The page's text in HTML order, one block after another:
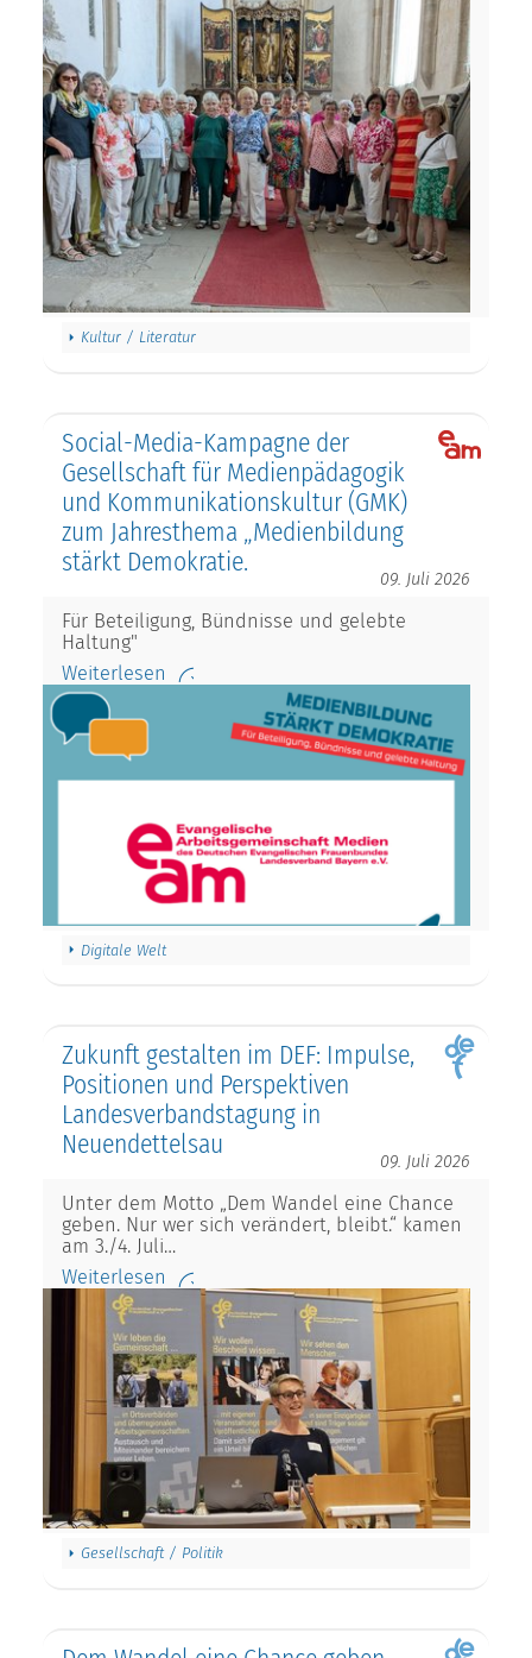
Kultur / Literatur
Social-Media-Kampagne der
Gesellschaft für Medienpädagogik
und Kommunikationskultur (GMK)
zum Jahresthema „Medienbildung
stärkt Demokratie.
09. Juli 2026
Für Beteiligung, Bündnisse und gelebte
Haltung"
Weiterlesen
Digitale Welt
Zukunft gestalten im DEF: Impulse,
Positionen und Perspektiven
Landesverbandstagung in
Neuendettelsau
09. Juli 2026
Unter dem Motto „Dem Wandel eine Chance
geben. Nur wer sich verändert, bleibt.“ kamen
am 3./4. Juli…
Weiterlesen
Gesellschaft / Politik